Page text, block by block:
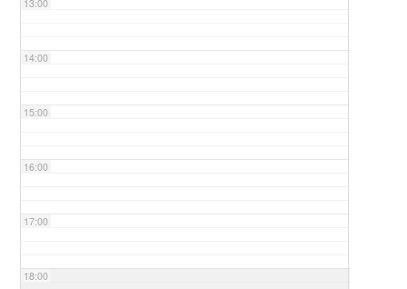
13:00
14:00
15:00
16:00
17:00
18:00